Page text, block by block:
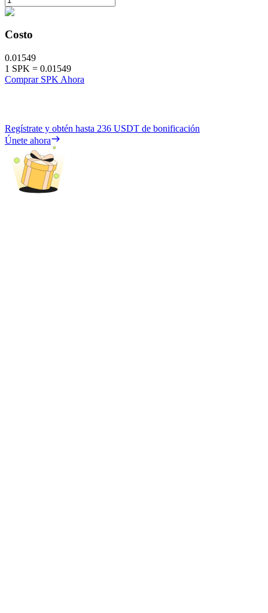
Costo
0.01549
1 SPK = 0.01549
Comprar SPK Ahora
Regístrate y obtén hasta 236 USDT de bonificación
Únete ahora